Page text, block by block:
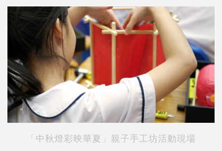
「中秋燈彩映華夏」親子手工坊活動現場